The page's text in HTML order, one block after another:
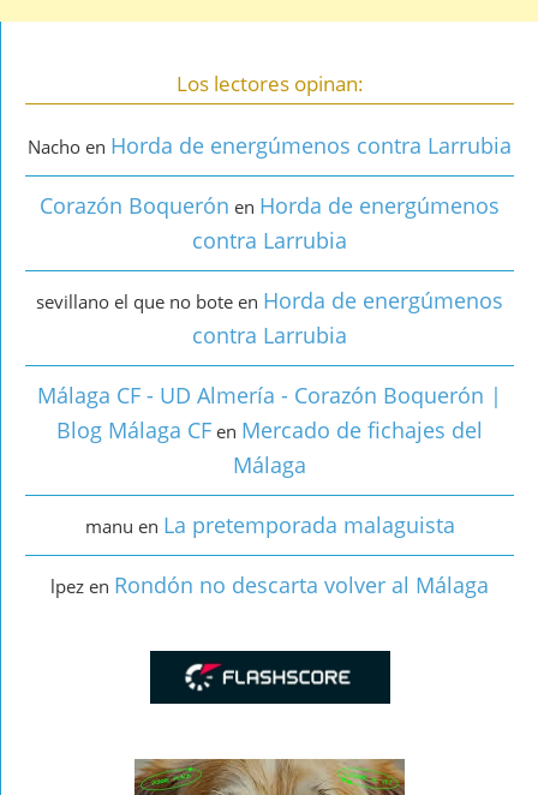
Los lectores opinan:
Nacho en Horda de energúmenos contra Larrubia
Corazón Boquerón en Horda de energúmenos
contra Larrubia
sevillano el que no bote en Horda de energúmenos
contra Larrubia
Málaga CF - UD Almería - Corazón Boquerón |
Blog Málaga CF en Mercado de fichajes del
Málaga
manu en La pretemporada malaguista
lpez en Rondón no descarta volver al Málaga